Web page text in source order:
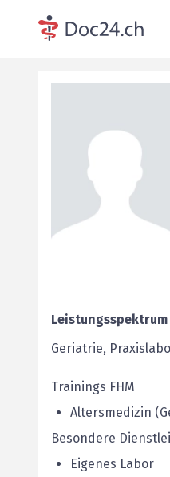
Leistungsspektrum
Geriatrie,
Trainings FHM
Altersmedizin
Besondere
Eigenes Labor